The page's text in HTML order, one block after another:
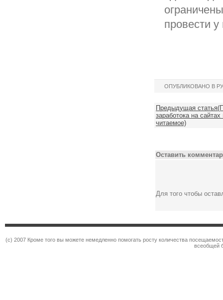
провести
ОПУБЛИКОВАНО В
Предыдущая
заработока на
читаемое)
Оставить
Для того чтобы
(c) 2007 Кроме того вы можете немедленно помогать росту количества
всеобщей